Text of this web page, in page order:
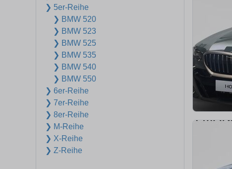
❯ 5er-Reihe
❯ BMW 520
❯ BMW 523
❯ BMW 525
❯ BMW 535
❯ BMW 540
❯ BMW 550
❯ 6er-Reihe
❯ 7er-Reihe
❯ 8er-Reihe
❯ M-Reihe
❯ X-Reihe
❯ Z-Reihe